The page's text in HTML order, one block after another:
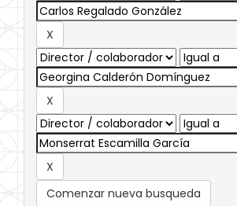
Comenzar nueva busqueda